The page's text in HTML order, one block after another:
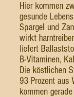
Hier kommen
gesunde
Spargel und
wirkt
liefert
B-Vitaminen,
Die köstlichen
93 Prozent aus
kommen